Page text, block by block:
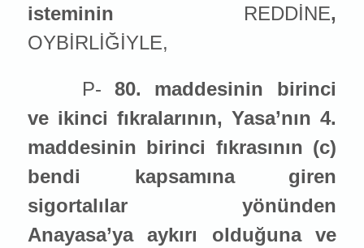
isteminin REDDİNE,
OYBİRLİĞİYLE,
P- 80. maddesinin birinci
ve ikinci fıkralarının, Yasa’nın 4.
maddesinin birinci fıkrasının (c)
bendi kapsamına giren
sigortalılar yönünden
Anayasa’ya aykırı olduğuna ve